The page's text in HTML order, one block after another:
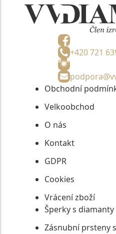
+420 721
Obchodní
Velkoobchod
O nás
Kontakt
GDPR
Cookies
Vrácení zboží
Šperky s diamanty
Zásnubní prsteny